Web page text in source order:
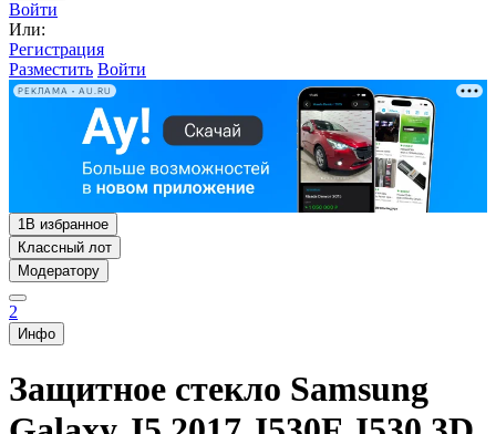
Войти
Или:
Регистрация
Разместить Войти
РЕКЛАМА • AU.RU
1В избранное
Классный лот
Модератору
2
Инфо
Защитное стекло Samsung